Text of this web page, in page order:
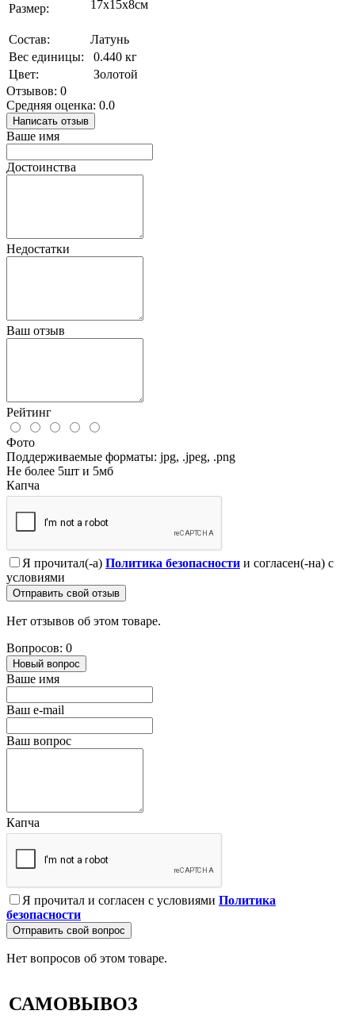
Размер: 17х15х8см
Состав:
Латунь
Вес единицы:
0.440 кг
Цвет:
Золотой
Отзывов: 0
Средняя оценка: 0.0
Написать отзыв
Ваше имя
Достоинства
Недостатки
Ваш отзыв
Рейтинг
Фото
Поддерживаемые форматы: jpg, .jpeg, .png
Не более 5шт и 5мб
Капча
Я прочитал(-а) Политика безопасности и согласен(-на) с
условиями
Отправить свой отзыв
Нет отзывов об этом товаре.
Вопросов: 0
Новый вопрос
Ваше имя
Ваш e-mail
Ваш вопрос
Капча
Я прочитал и согласен с условиями Политика
безопасности
Отправить свой вопрос
Нет вопросов об этом товаре.
САМОВЫВОЗ